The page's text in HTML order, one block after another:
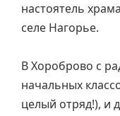
настоятель
селе Нагорье.
В Хороброво с
начальных
целый отряд!), и